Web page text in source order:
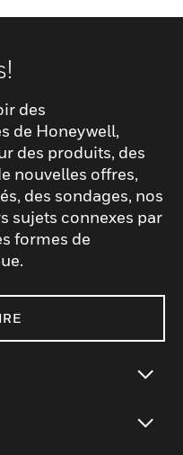
des
de Honeywell,
des produits, des
nouvelles offres,
des sondages, nos
sujets connexes par
formes de